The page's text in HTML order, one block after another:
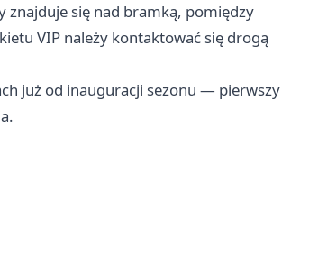
znajduje się nad bramką, pomiędzy
VIP należy kontaktować się drogą
już od inauguracji sezonu — pierwszy